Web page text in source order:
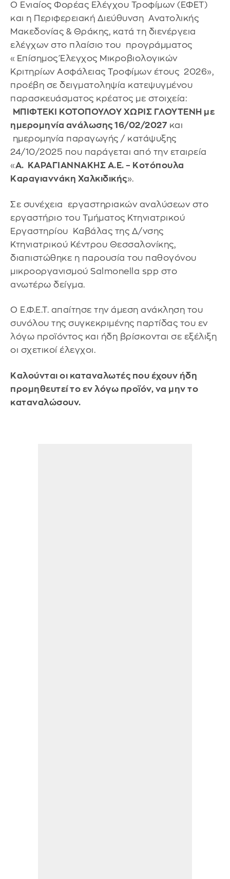
Ο Ενιαίος Φορέας Ελέγχου Τροφίμων (ΕΦΕΤ)
και η Περιφερειακή Διεύθυνση Ανατολικής
Μακεδονίας & Θράκης, κατά τη διενέργεια
ελέγχων στο πλαίσιο του προγράμματος
«Επίσημος Έλεγχος Μικροβιολογικών
Κριτηρίων Ασφάλειας Τροφίμων έτους 2026»,
προέβη σε δειγματοληψία κατεψυγμένου
παρασκευάσματος κρέατος με στοιχεία:
ΜΠΙΦΤΕΚΙ ΚΟΤΟΠΟΥΛΟΥ ΧΩΡΙΣ ΓΛΟΥΤΕΝΗ με
ημερομηνία ανάλωσης 16/02/2027 και
ημερομηνία παραγωγής / κατάψυξης
24/10/2025 που παράγεται από την εταιρεία
«Α. ΚΑΡΑΓΙΑΝΝΑΚΗΣ Α.Ε. – Κοτόπουλα
Καραγιαννάκη Χαλκιδικής».
Σε συνέχεια εργαστηριακών αναλύσεων στο
εργαστήριο του Τμήματος Κτηνιατρικού
Εργαστηρίου Καβάλας της Δ/νσης
Κτηνιατρικού Κέντρου Θεσσαλονίκης,
διαπιστώθηκε η παρουσία του παθογόνου
μικροοργανισμού Salmonella spp στο
ανωτέρω δείγμα.
Ο Ε.Φ.Ε.Τ. απαίτησε την άμεση ανάκληση του
συνόλου της συγκεκριμένης παρτίδας του εν
λόγω προϊόντος και ήδη βρίσκονται σε εξέλιξη
οι σχετικοί έλεγχοι.
Καλούνται οι καταναλωτές που έχουν ήδη
προμηθευτεί το εν λόγω προϊόν, να μην το
καταναλώσουν.